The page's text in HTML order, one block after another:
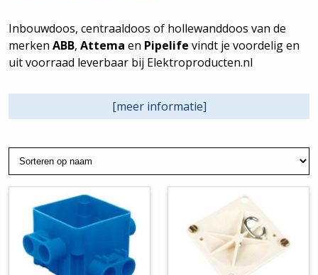
Inbouwdoos, centraaldoos of hollewanddoos van de
merken ABB, Attema en Pipelife vindt je voordelig en
uit voorraad leverbaar bij Elektroproducten.nl
Welke inbouwdozen moet ik gebruiken?
Een inbouwdoos wordt gebruikt om de elektrische
muren en vaste wanden zoals bijvoorbeeld een
betonnen muur.
centraaldoosof verdeeldoos wordt vooral gebruikt
in plafonds. Het is een doos waarin de elektrische
bedrading vanuit verschillende richtingen ontvangen en
doorgevoerd kan worden naar bijvoorbeeld een
[meer informatie]